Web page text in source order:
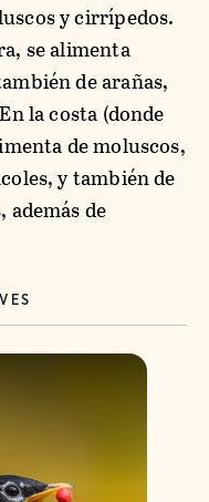
y cirrípedos.
se alimenta
de arañas,
la costa (donde
de moluscos,
y también de
de